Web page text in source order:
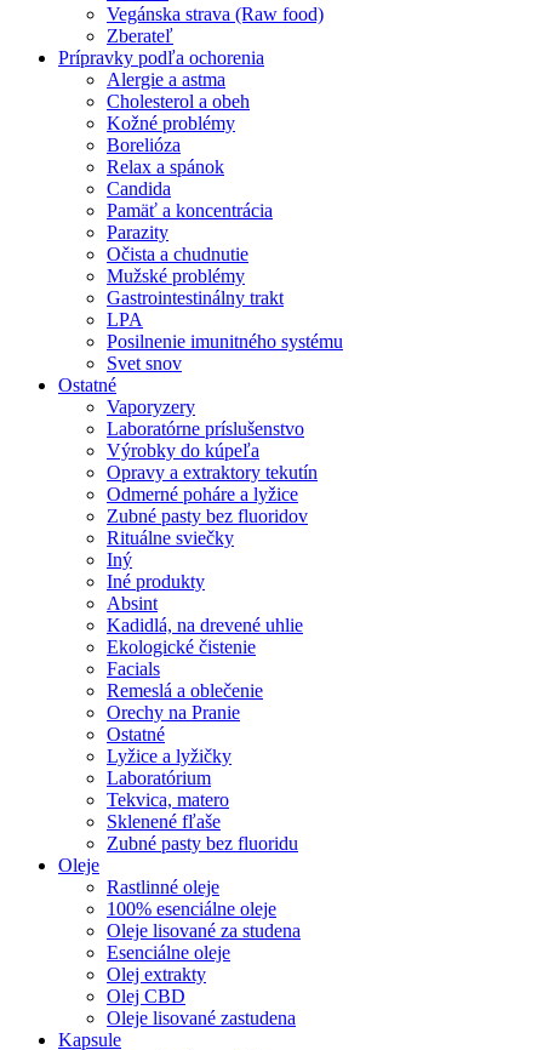
Vegánska strava (Raw food)
Zberateľ
Prípravky podľa ochorenia
Alergie a astma
Cholesterol a obeh
Kožné problémy
Borelióza
Relax a spánok
Candida
Pamäť a koncentrácia
Parazity
Očista a chudnutie
Mužské problémy
Gastrointestinálny trakt
LPA
Posilnenie imunitného systému
Svet snov
Ostatné
Vaporyzery
Laboratórne príslušenstvo
Výrobky do kúpeľa
Opravy a extraktory tekutín
Odmerné poháre a lyžice
Zubné pasty bez fluoridov
Rituálne sviečky
Iný
Iné produkty
Absint
Kadidlá, na drevené uhlie
Ekologické čistenie
Facials
Remeslá a oblečenie
Orechy na Pranie
Ostatné
Lyžice a lyžičky
Laboratórium
Tekvica, matero
Sklenené fľaše
Zubné pasty bez fluoridu
Oleje
Rastlinné oleje
100% esenciálne oleje
Oleje lisované za studena
Esenciálne oleje
Olej extrakty
Olej CBD
Oleje lisované zastudena
Kapsule